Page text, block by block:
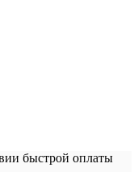
быстрой оплаты